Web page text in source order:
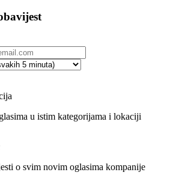
u istim kategorijama i lokaciji
o svim novim oglasima kompanije